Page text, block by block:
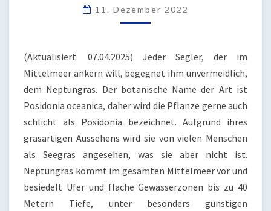
VOM
23.08.
04.09.2022
11. Dezember 2022
(Aktualisiert: 07.04.2025) Jeder Segler, der im
Mittelmeer ankern will, begegnet ihm unvermeidlich,
dem Neptungras. Der botanische Name der Art ist
Posidonia oceanica, daher wird die Pflanze gerne auch
schlicht als Posidonia bezeichnet. Aufgrund ihres
grasartigen Aussehens wird sie von vielen Menschen
als Seegras angesehen, was sie aber nicht ist.
Neptungras kommt im gesamten Mittelmeer vor und
besiedelt Ufer und flache Gewässerzonen bis zu 40
Metern Tiefe, unter besonders günstigen